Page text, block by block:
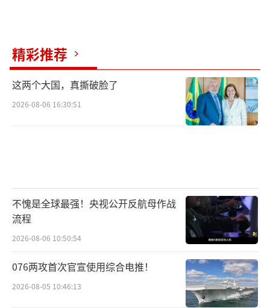
精彩推荐
这两个大国，真撕破脸了
2026-08-06 16:30:51
不愧是全球最强！央视公开反航母作战
流程
2026-08-06 10:50:54
076两攻首次官宣使用综合电推！
2026-08-05 10:46:13